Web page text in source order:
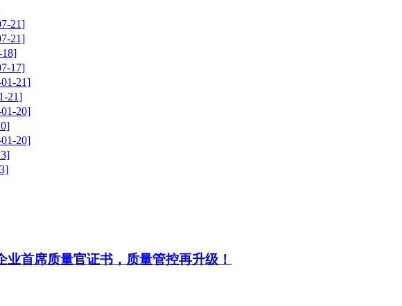
21]
21]
18]
17]
21]
21]
20]
20]
首席质量官证书，质量管控再升级！